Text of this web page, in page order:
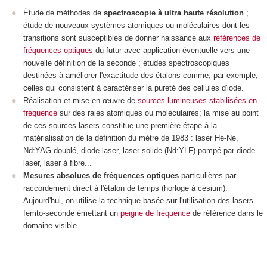
Étude de méthodes de spectroscopie à ultra haute résolution ;
étude de nouveaux systèmes atomiques ou moléculaires dont les
transitions sont susceptibles de donner naissance aux références de
fréquences optiques du futur avec application éventuelle vers une
nouvelle définition de la seconde ; études spectroscopiques
destinées à améliorer l'exactitude des étalons comme, par exemple,
celles qui consistent à caractériser la pureté des cellules d'iode.
Réalisation et mise en œuvre de sources lumineuses stabilisées en
fréquence sur des raies atomiques ou moléculaires; la mise au point
de ces sources lasers constitue une première étape à la
matérialisation de la définition du mètre de 1983 : laser He-Ne,
Nd:YAG doublé, diode laser, laser solide (Nd:YLF) pompé par diode
laser, laser à fibre...
Mesures absolues de fréquences optiques particulières par
raccordement direct à l'étalon de temps (horloge à césium).
Aujourd'hui, on utilise la technique basée sur l'utilisation des lasers
femto-seconde émettant un peigne de fréquence de référence dans le
domaine visible.